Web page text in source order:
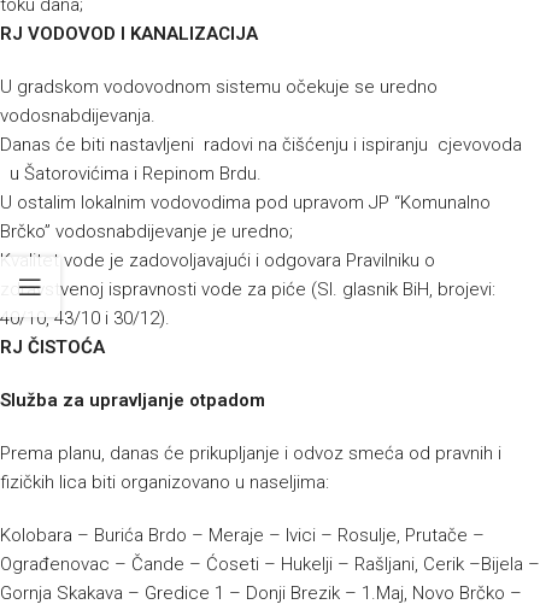
toku dana;
RJ VODOVOD I KANALIZACIJA
U gradskom vodovodnom sistemu očekuje se uredno
vodosnabdijevanja.
Danas će biti nastavljeni radovi na čišćenju i ispiranju cjevovoda
u Šatorovićima i Repinom Brdu.
U ostalim lokalnim vodovodima pod upravom JP “Komunalno
Brčko” vodosnabdijevanje je uredno;
Kvalitet vode je zadovoljavajući i odgovara Pravilniku o
zdravstvenoj ispravnosti vode za piće (Sl. glasnik BiH, brojevi:
40/10, 43/10 i 30/12).
RJ ČISTOĆA
Služba za upravljanje otpadom
Prema planu, danas će prikupljanje i odvoz smeća od pravnih i
fizičkih lica biti organizovano u naseljima:
Kolobara – Burića Brdo – Meraje – Ivici – Rosulje, Prutače –
Ograđenovac – Čande – Ćoseti – Hukelji – Rašljani, Cerik –Bijela –
Gornja Skakava – Gredice 1 – Donji Brezik – 1.Maj, Novo Brčko –